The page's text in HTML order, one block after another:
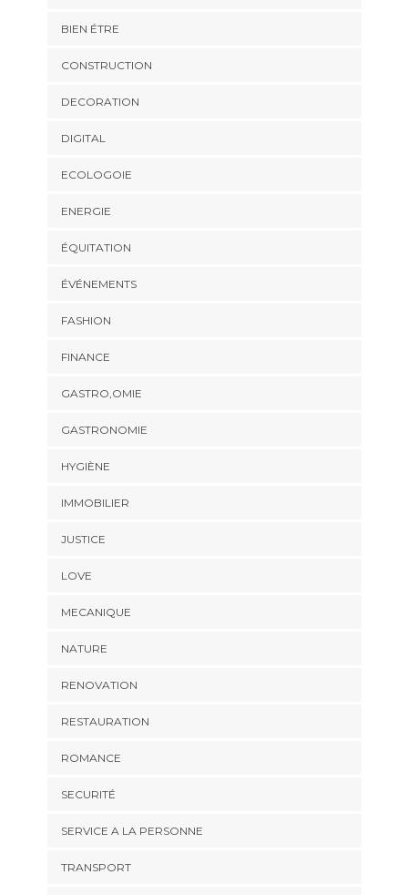
BIEN ÉTRE
CONSTRUCTION
DECORATION
DIGITAL
ECOLOGOIE
ENERGIE
ÉQUITATION
ÉVÉNEMENTS
FASHION
FINANCE
GASTRO,OMIE
GASTRONOMIE
HYGIÈNE
IMMOBILIER
JUSTICE
LOVE
MECANIQUE
NATURE
RENOVATION
RESTAURATION
ROMANCE
SECURITÉ
SERVICE A LA PERSONNE
TRANSPORT